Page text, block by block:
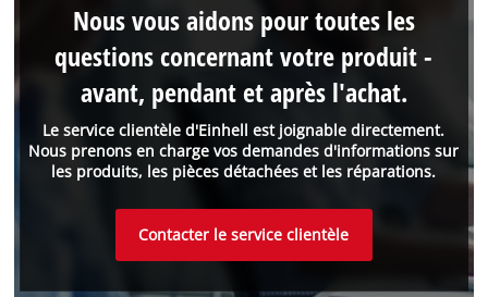
Le service clientèle d'Einhell est joignable directement.
Nous prenons en charge vos demandes d'informations sur
les produits, les pièces détachées et les réparations.
Nous vous aidons pour toutes les
questions concernant votre produit -
avant, pendant et après l'achat.
Contacter le service clientèle